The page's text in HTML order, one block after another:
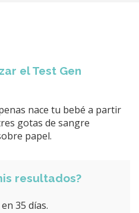
el Test Gen
nace tu bebé a partir
gotas de sangre
papel.
resultados?
35 días.